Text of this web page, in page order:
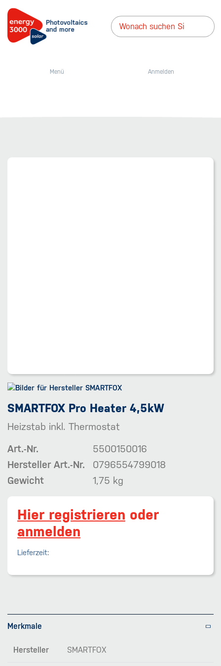
Menü Anmelden
SMARTFOX Pro Heater 4,5kW
Heizstab inkl. Thermostat
Art.-Nr.
5500150016
Hersteller Art.-Nr.
0796554799018
Gewicht
1,75 kg
Hier registrieren oder
anmelden
Lieferzeit:
Merkmale
Hersteller SMARTFOX